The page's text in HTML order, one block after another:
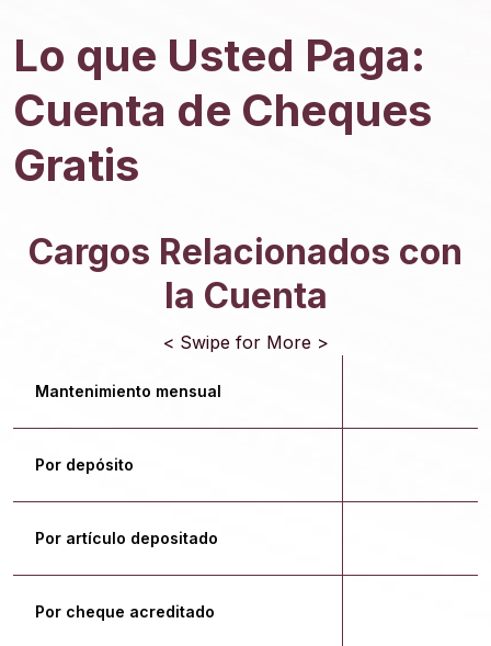
Lo que Usted Paga:
Cuenta de Cheques
Gratis
Cargos Relacionados con
la Cuenta
< Swipe for More >
Mantenimiento mensual
Por depósito
Por artículo depositado
Por cheque acreditado